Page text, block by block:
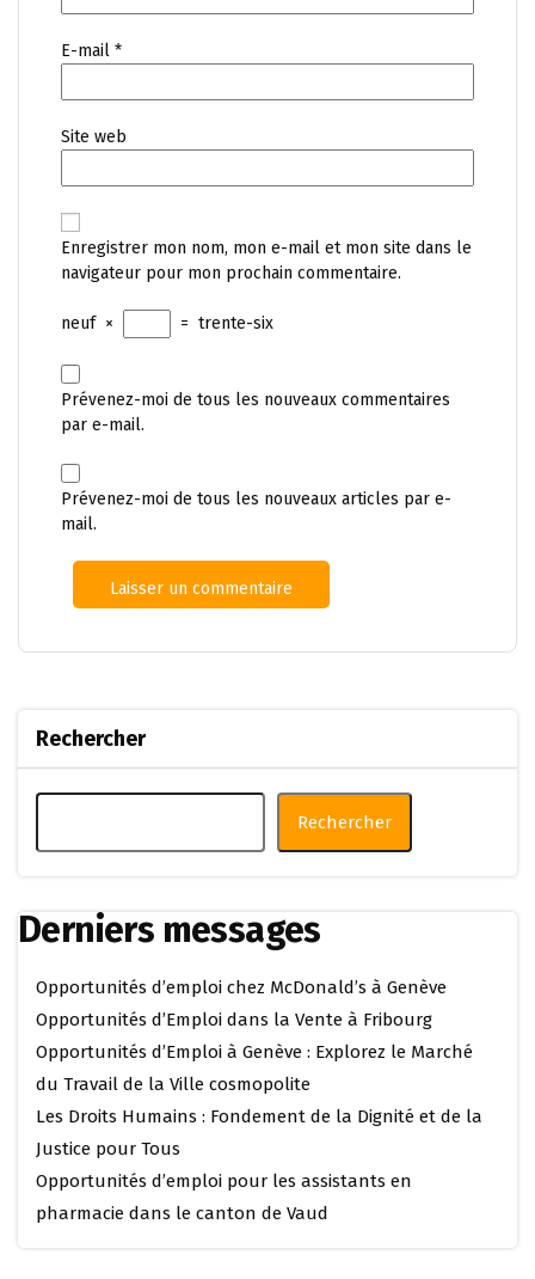
E-mail *
Site web
Enregistrer mon nom, mon e-mail et mon site dans le
navigateur pour mon prochain commentaire.
neuf × = trente-six
Prévenez-moi de tous les nouveaux commentaires
par e-mail.
Prévenez-moi de tous les nouveaux articles par e-
mail.
Rechercher
Rechercher
Derniers messages
Opportunités d’emploi chez McDonald’s à Genève
Opportunités d’Emploi dans la Vente à Fribourg
Opportunités d’Emploi à Genève : Explorez le Marché
du Travail de la Ville cosmopolite
Les Droits Humains : Fondement de la Dignité et de la
Justice pour Tous
Opportunités d’emploi pour les assistants en
pharmacie dans le canton de Vaud